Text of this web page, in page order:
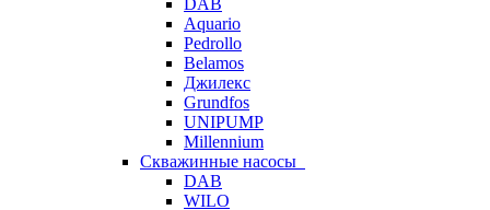
DAB
Aquario
Pedrollo
Belamos
Джилекс
Grundfos
UNIPUMP
Millennium
Скважинные насосы
DAB
WILO